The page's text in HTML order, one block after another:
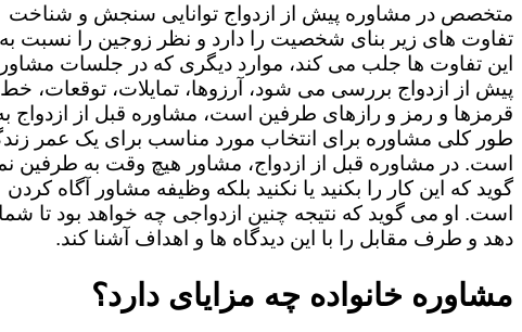
متخصص در مشاوره پیش از ازدواج توانایی سنجش و شناخت
تفاوت های زیر بنای شخصیت را دارد و نظر زوجین را نسبت به
این تفاوت ها جلب می کند، موارد دیگری که در جلسات
پیش از ازدواج بررسی می شود، آرزوها، تمایلات، توقعات، خط
قرمزها و رمز و رازهای طرفین است، مشاوره قبل از ازدواج
طور کلی مشاوره برای انتخاب مورد مناسب برای یک عمر
است. در مشاوره قبل از ازدواج، مشاور هیچ وقت به طرفین
گوید که این کار را بکنید یا نکنید بلکه وظیفه مشاور آگاه کردن
است. او می گوید که نتیجه چنین ازدواجی چه خواهد بود تا
دهد و طرف مقابل را با این دیدگاه ها و اهداف آشنا کند.
مشاوره خانواده چه مزایای دارد؟